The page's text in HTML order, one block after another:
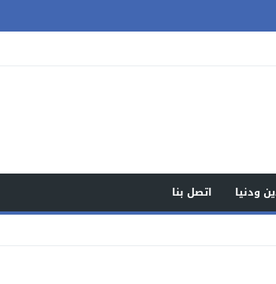
ودنيا
اتصل بنا